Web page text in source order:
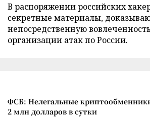
В распоряжении российских
секретные материалы,
непосредственную
организации атак по России.
ФСБ: Нелегальные
2 млн долларов в сутки